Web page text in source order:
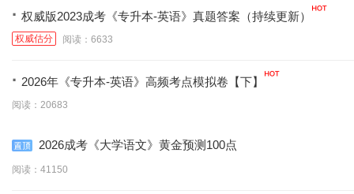
· 权威版2023成考《专升本-英语》真题答案（持续更新）
权威估分 阅读：6633
· 2026年《专升本-英语》高频考点模拟卷【下】
阅读：20683
2026成考《大学语文》黄金预测100点
阅读：41150